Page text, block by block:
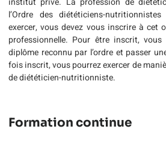
l’Ordre des diététiciens-
exercer, vous devez vous inscrire à cet
professionnelle. Pour être inscrit,
diplôme reconnu par l’ordre et passer
fois inscrit, vous pourrez exercer de
de diététicien-nutritionniste.
Formation continue